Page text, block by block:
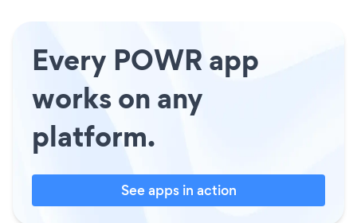
Every POWR app
works on any
platform.
See apps in action